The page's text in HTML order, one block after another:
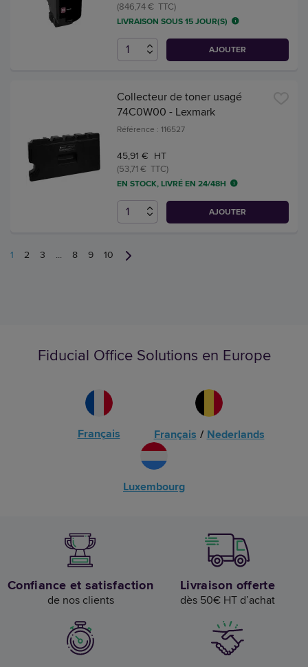
(846,74 € TTC)
LIVRAISON SOUS 15 JOUR(S)
AJOUTER
Collecteur de toner usagé
74C0W00 - Lexmark
Référence : 116527
45,91 € HT
(53,71 € TTC)
EN STOCK, LIVRÉ EN 24/48H
AJOUTER
1 2 3 ... 8 9 10
Fiducial Office Solutions en Europe
Français Français / Nederlands
Luxembourg
Confiance et satisfaction
de nos clients
Livraison offerte
dès 50€ HT d’achat